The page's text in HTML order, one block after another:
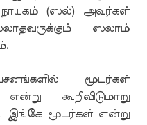
(ஸல்) அவர்கள்
ஸலாம்
மூடர்கள்
கூறிவிடுமாறு
இங்கே மூடர்கள் என்று